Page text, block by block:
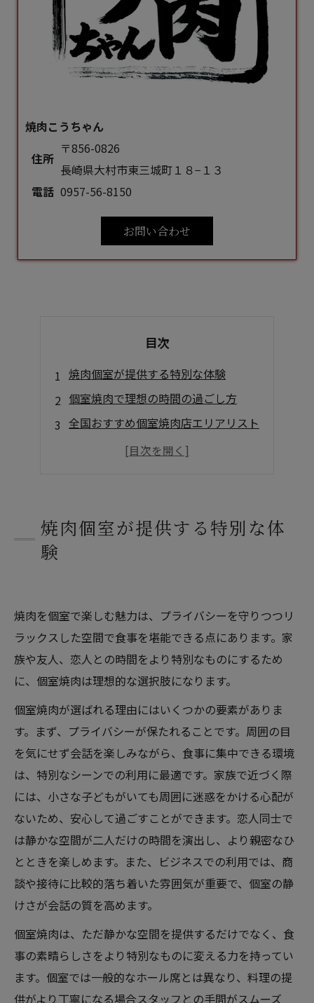
焼肉こうちゃん
住所
〒856-0826
長崎県大村市東三城町１８−１３
電話 0957-56-8150
お問い合わせ
目次
焼肉個室が提供する特別な体験
個室焼肉で理想の時間の過ごし方
全国おすすめ個室焼肉店エリアリスト
個室焼肉をより楽しむためのヒント
店舗概要
焼肉個室が提供する特別な体
験
焼肉を個室で楽しむ魅力は、プライバシーを守りつつリ
ラックスした空間で食事を堪能できる点にあります。家
族や友人、恋人との時間をより特別なものにするため
に、個室焼肉は理想的な選択肢になります。
個室焼肉が選ばれる理由にはいくつかの要素がありま
す。まず、プライバシーが保たれることです。周囲の目
を気にせず会話を楽しみながら、食事に集中できる環境
は、特別なシーンでの利用に最適です。家族で近づく際
には、小さな子どもがいても周囲に迷惑をかける心配が
ないため、安心して過ごすことができます。恋人同士で
は静かな空間が二人だけの時間を演出し、より親密なひ
とときを楽しめます。また、ビジネスでの利用では、商
談や接待に比較的落ち着いた雰囲気が重要で、個室の静
けさが会話の質を高めます。
個室焼肉は、ただ静かな空間を提供するだけでなく、食
事の素晴らしさをより特別なものに変える力を持ってい
ます。個室では一般的なホール席とは異なり、料理の提
供がより丁寧になる場合スタッフとの手間がスムーズ